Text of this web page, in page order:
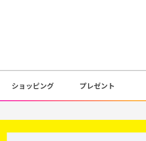
ショッピング プレゼント